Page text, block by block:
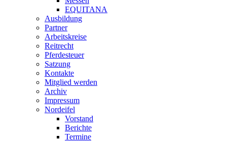
EQUITANA
Ausbildung
Partner
Arbeitskreise
Reitrecht
Pferdesteuer
Satzung
Kontakte
Mitglied werden
Archiv
Impressum
Nordeifel
Vorstand
Berichte
Termine